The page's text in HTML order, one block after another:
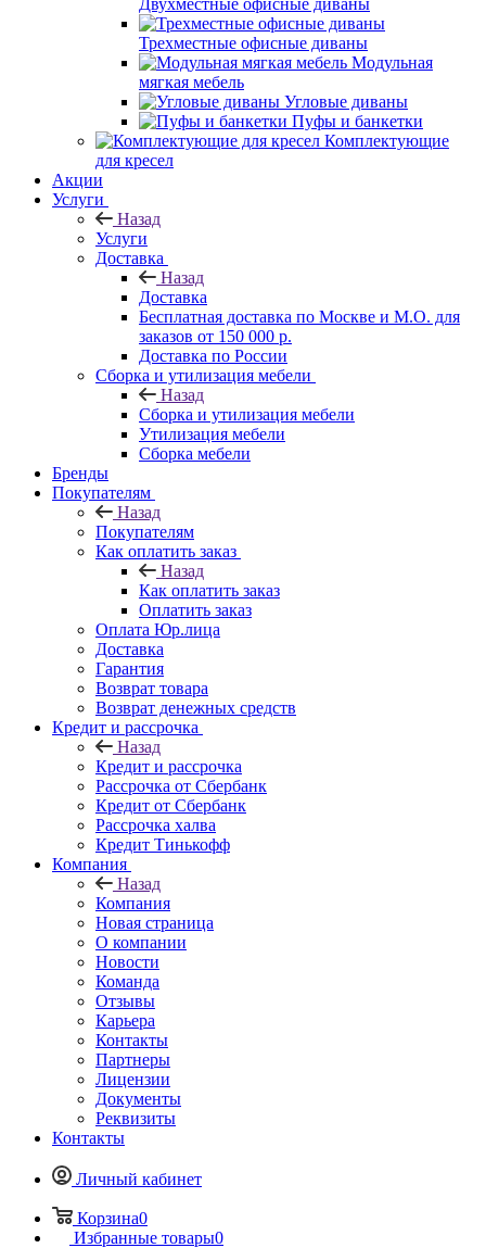
Двухместные офисные диваны
Трехместные офисные диваны
Модульная
мягкая мебель
Угловые диваны
Пуфы и банкетки
Комплектующие
для кресел
Акции
Услуги
Назад
Услуги
Доставка
Назад
Доставка
Бесплатная доставка по Москве и М.О. для
заказов от 150 000 р.
Доставка по России
Сборка и утилизация мебели
Назад
Сборка и утилизация мебели
Утилизация мебели
Сборка мебели
Бренды
Покупателям
Назад
Покупателям
Как оплатить заказ
Назад
Как оплатить заказ
Оплатить заказ
Оплата Юр.лица
Доставка
Гарантия
Возврат товара
Возврат денежных средств
Кредит и рассрочка
Назад
Кредит и рассрочка
Рассрочка от Сбербанк
Кредит от Сбербанк
Рассрочка халва
Кредит Тинькофф
Компания
Назад
Компания
Новая страница
О компании
Новости
Команда
Отзывы
Карьера
Контакты
Партнеры
Лицензии
Документы
Реквизиты
Контакты
Личный кабинет
Корзина0
Избранные товары0